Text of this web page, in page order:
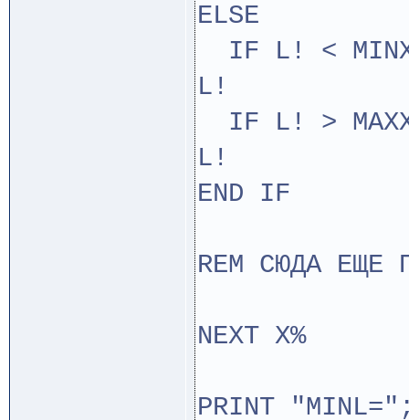
ELSE
IF L! <
L!
IF L! >
L!
END IF
REM СЮДА ЕЩЕ
NEXT X%
PRINT